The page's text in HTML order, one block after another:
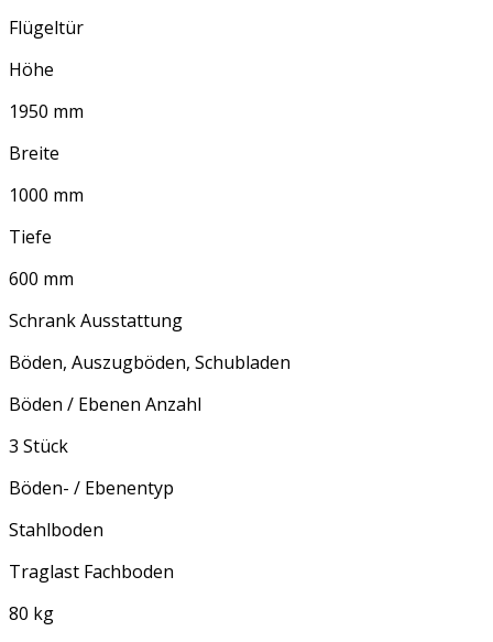
Flügeltür
Höhe
1950 mm
Breite
1000 mm
Tiefe
600 mm
Schrank Ausstattung
Böden, Auszugböden, Schubladen
Böden / Ebenen Anzahl
3 Stück
Böden- / Ebenentyp
Stahlboden
Traglast Fachboden
80 kg